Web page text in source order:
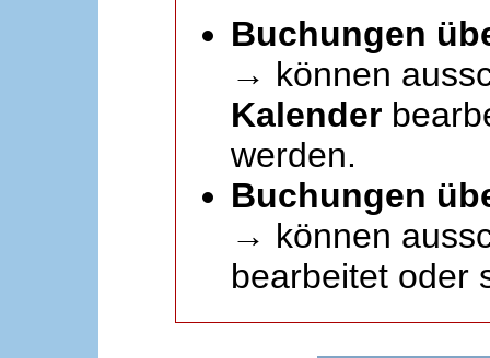
Buchungen
→ können
Kalender
werden.
Buchungen
→ können
bearbeitet oder